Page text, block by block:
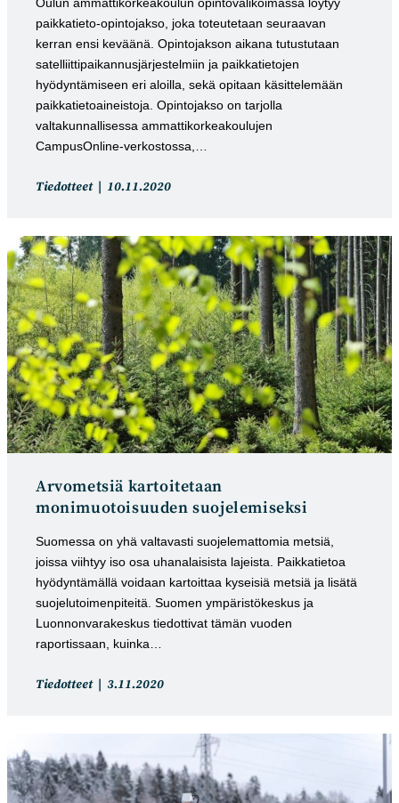
Oulun ammattikorkeakoulun opintovalikoimassa löytyy
paikkatieto-opintojakso, joka toteutetaan seuraavan
kerran ensi keväänä. Opintojakson aikana tutustutaan
satelliittipaikannusjärjestelmiin ja paikkatietojen
hyödyntämiseen eri aloilla, sekä opitaan käsittelemään
paikkatietoaineistoja. Opintojakso on tarjolla
valtakunnallisessa ammattikorkeakoulujen
CampusOnline-verkostossa,…
Artikkelin
Tiedotteet
Artikkeli
10.11.2020
Arvometsiä kartoitetaan
monimuotoisuuden suojelemiseksi
Suomessa on yhä valtavasti suojelemattomia metsiä,
joissa viihtyy iso osa uhanalaisista lajeista. Paikkatietoa
hyödyntämällä voidaan kartoittaa kyseisiä metsiä ja lisätä
suojelutoimenpiteitä. Suomen ympäristökeskus ja
Luonnonvarakeskus tiedottivat tämän vuoden
raportissaan, kuinka…
Artikkelin
Tiedotteet
Artikkeli
3.11.2020